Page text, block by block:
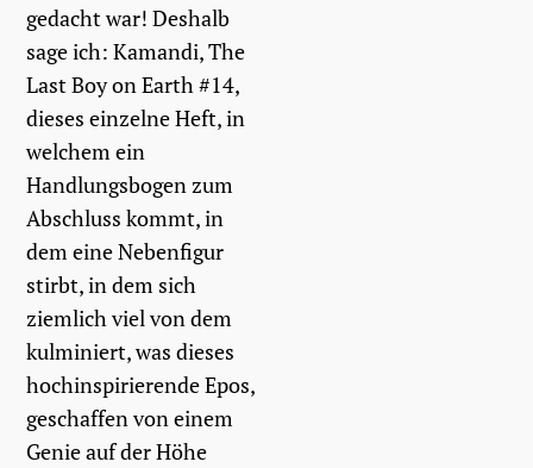
gedacht war! Deshalb
sage ich: Kamandi, The
Last Boy on Earth #14,
dieses einzelne Heft, in
welchem ein
Handlungsbogen zum
Abschluss kommt, in
dem eine Nebenfigur
stirbt, in dem sich
ziemlich viel von dem
kulminiert, was dieses
hochinspirierende Epos,
geschaffen von einem
Genie auf der Höhe